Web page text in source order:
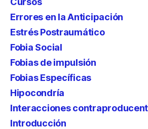
Errores en la Anticipación
Estrés Postraumático
Fobia Social
Fobias de impulsión
Fobias Específicas
Hipocondría
Interacciones
Introducción